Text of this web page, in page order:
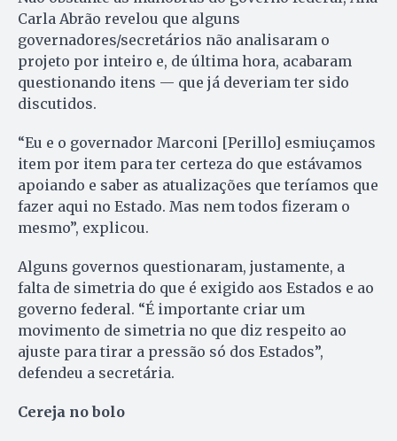
Carla Abrão revelou que alguns
governadores/secretários não analisaram o
projeto por inteiro e, de última hora, acabaram
questionando itens — que já deveriam ter sido
discutidos.
“Eu e o governador Marconi [Perillo] esmiuçamos
item por item para ter certeza do que estávamos
apoiando e saber as atualizações que teríamos que
fazer aqui no Estado. Mas nem todos fizeram o
mesmo”, explicou.
Alguns governos questionaram, justamente, a
falta de simetria do que é exigido aos Estados e ao
governo federal. “É importante criar um
movimento de simetria no que diz respeito ao
ajuste para tirar a pressão só dos Estados”,
defendeu a secretária.
Cereja no bolo